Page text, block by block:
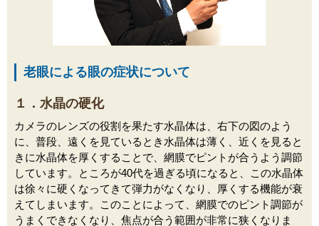
老眼による眼の症状について
１．水晶の硬化
カメラのレンズの役割を果たす水晶体は、右下の図のよう
に、普段、遠くを見ているとき水晶体は薄く、近くを見ると
きに水晶体を厚くすることで、網膜でピントが合うよう調節
しています。ところが40代を過ぎる頃になると、この水晶体
は徐々に硬くなってきて弾力がなくなり、厚くする機能が衰
えてしまいます。このことによって、網膜でのピント調節が
うまくできなくなり、焦点が合う範囲が非常に狭くなりま